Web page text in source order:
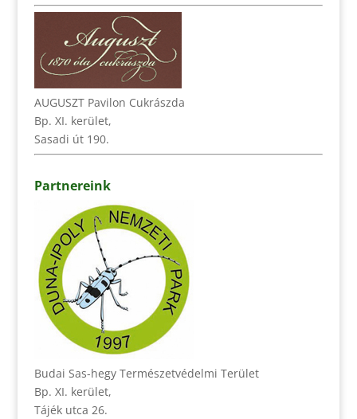
AUGUSZT Pavilon Cukrászda
Bp. XI. kerület,
Sasadi út 190.
Partnereink
Budai Sas-hegy Természetvédelmi Terület
Bp. XI. kerület,
Tájék utca 26.